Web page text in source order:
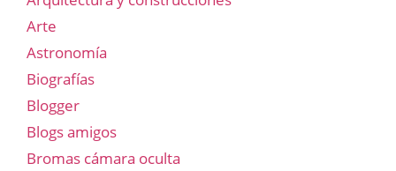
Arte
Astronomía
Biografías
Blogger
Blogs amigos
Bromas cámara oculta